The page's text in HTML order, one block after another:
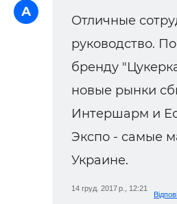
А
Отличные
руководство.
бренду
новые рынки
Интершарм и
Экспо - самые
Украине.
14 груд. 2017 р., 12:21